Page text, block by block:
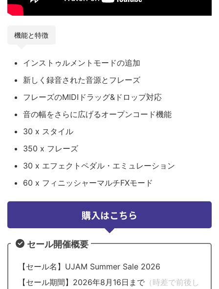
機能と特徴
インストゥルメントモードの追加
新しく録音された音源とフレーズ
フレーズのMIDIドラッグ&ドロップ対応
音の幅をさらに広げるオープンコード機能
30 x スタイル
350 x フレーズ
30 x エフェクトペダル・エミュレーション
60 x フィニッシャーマルチFXモード
購入はこちら
セール開催概要
【セール名】UJAM Summer Sale 2026
【セール期間】2026年8月16日まで （時差で前後し